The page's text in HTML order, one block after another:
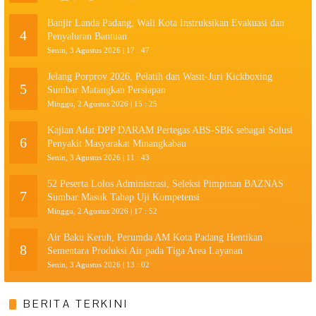
4
Banjir Landa Padang, Wali Kota Instruksikan Evakuasi dan
Penyaluran Bantuan
Senin, 3 Agustus 2026 | 17 : 47
5
Jelang Porprov 2026, Pelatih dan Wasit-Juri Kickboxing
Sumbar Matangkan Persiapan
Minggu, 2 Agustus 2026 | 15 : 25
6
Kajian Adat DPP DARAM Pertegas ABS-SBK sebagai Solusi
Penyakit Masyarakat Minangkabau
Senin, 3 Agustus 2026 | 11 : 43
7
52 Peserta Lolos Administrasi, Seleksi Pimpinan BAZNAS
Sumbar Masuk Tahap Uji Kompetensi
Minggu, 2 Agustus 2026 | 17 : 52
8
Air Baku Keruh, Perumda AM Kota Padang Hentikan
Sementara Produksi Air pada Tiga Area Layanan
Senin, 3 Agustus 2026 | 13 : 02
BERITA TERKINI